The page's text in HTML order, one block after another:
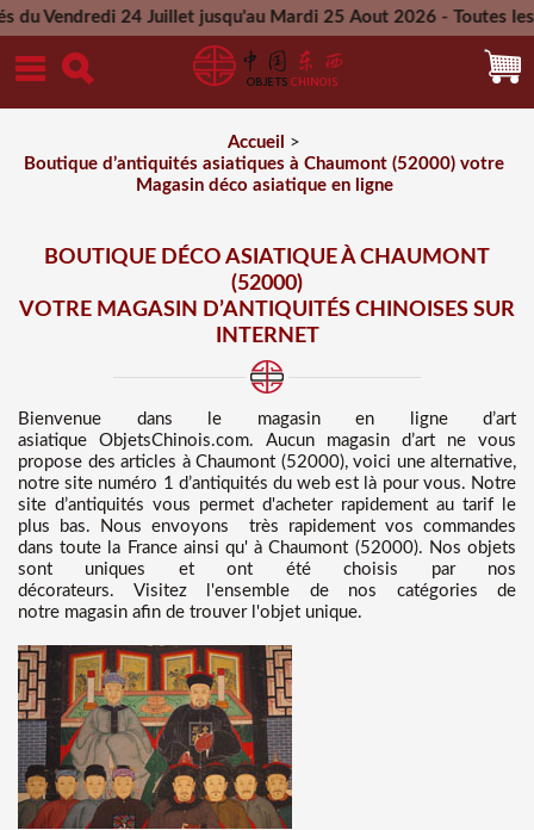
24 Juillet jusqu'au Mardi 25 Aout 2026 - Toutes les
Mercredi 26 Aout 2026
Accueil
>
Boutique d’antiquités asiatiques à Chaumont (52000) votre
Magasin déco asiatique en ligne
BOUTIQUE DÉCO ASIATIQUE À CHAUMONT
(52000)
VOTRE MAGASIN D’ANTIQUITÉS CHINOISES SUR
INTERNET
Bienvenue dans
le magasin en ligne d’art
asiatique ObjetsChinois.com. Aucun magasin d’art ne vous
propose des articles à Chaumont (52000), voici une alternative,
notre site numéro 1 d’antiquités du web est là pour vous. Notre
site d’antiquités vous permet d'acheter rapidement au tarif le
plus bas. Nousenvoyons très rapidement vos commandes
dans toute la France ainsi qu' à Chaumont (52000). Nos objets
sont uniques et ont été choisis par nos
décorateurs. Visitez l'ensemble de nos catégories de
notre magasin afin de trouver l'objet unique.